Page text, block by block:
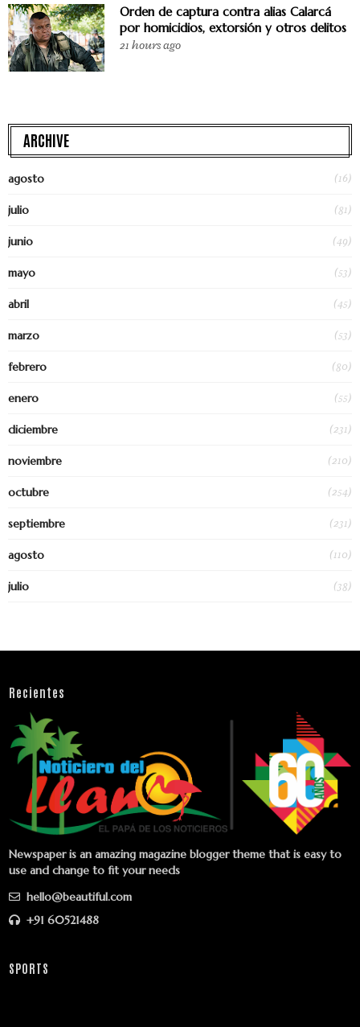
Orden de captura contra alias Calarcá
por homicidios, extorsión y otros delitos
21 hours ago
ARCHIVE
agosto (16)
julio (81)
junio (49)
mayo (53)
abril (45)
marzo (53)
febrero (80)
enero (55)
diciembre (231)
noviembre (210)
octubre (254)
septiembre (231)
agosto (110)
julio (38)
Recientes
Newspaper is an amazing magazine blogger theme that is easy to
use and change to fit your needs
hello@beautiful.com
+91 60521488
SPORTS